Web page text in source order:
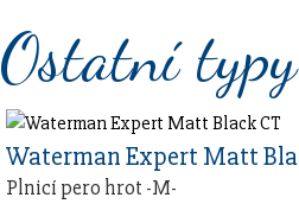
Ostatní typy
Waterman Expert Matt
Plnicí pero hrot -M-